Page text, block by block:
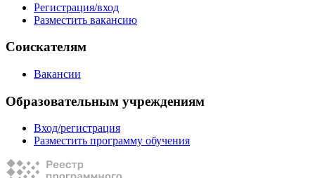
Регистрация/вход
Разместить вакансию
Соискателям
Вакансии
Образовательным учреждениям
Вход/регистрация
Разместить программу обучения